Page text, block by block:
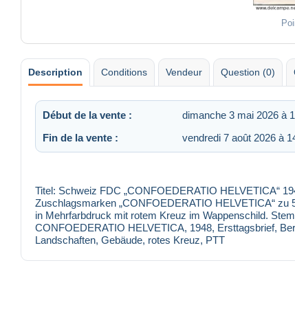
Description Conditions Vendeur Question (0)
Début de la vente : dimanche 3 mai 2026 à
Fin de la vente :
vendredi 7 août 2026 à
Titel: Schweiz FDC „CONFOEDERATIO HELVETICA“
Zuschlagsmarken „CONFOEDERATIO HELVETICA“
in Mehrfarbdruck mit rotem Kreuz im Wappenschild.
CONFOEDERATIO HELVETICA, 1948, Ersttagsbrief,
Landschaften, Gebäude, rotes Kreuz, PTT